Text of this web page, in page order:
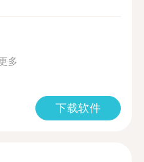
多
下载软件